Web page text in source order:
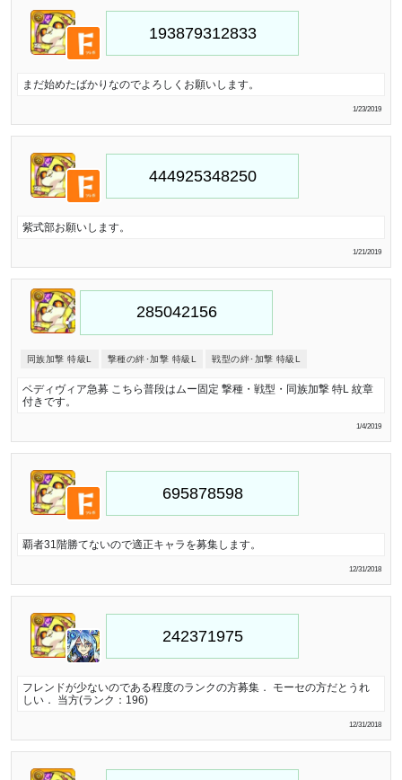
まだ始めたばかりなのでよろしくお願いします。
1/23/2019
紫式部お願いします。
1/21/2019
同族加撃 特級L 撃種の絆･加撃 特級L 戦型の絆･加撃 特級L
ベディヴィア急募 こちら普段はムー固定 撃種・戦型・同族加撃 特L 紋章
付きです。
1/4/2019
覇者31階勝てないので適正キャラを募集します。
12/31/2018
フレンドが少ないのである程度のランクの方募集． モーセの方だとうれ
しい． 当方(ランク：196)
12/31/2018